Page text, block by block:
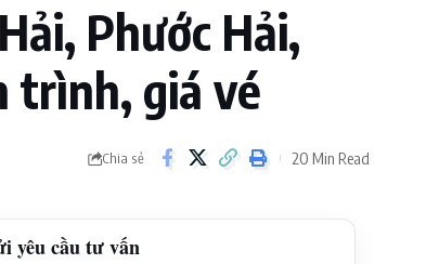
Phước Hải,
trình, giá vé
Chia sẻ 20 Min Read
yêu cầu tư vấn